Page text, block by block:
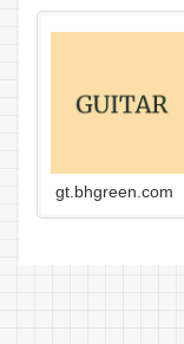
gt.bhgreen.com